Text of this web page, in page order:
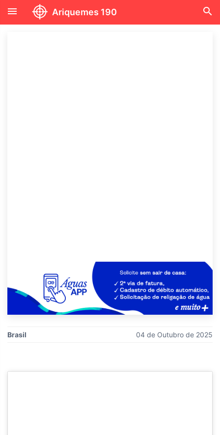
menu Ariquemes 190 search
Brasil 04 de Outubro de 2025